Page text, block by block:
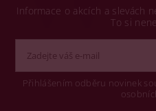
Informace o akcích a slevách
To si
Přihlášením odběru novinek